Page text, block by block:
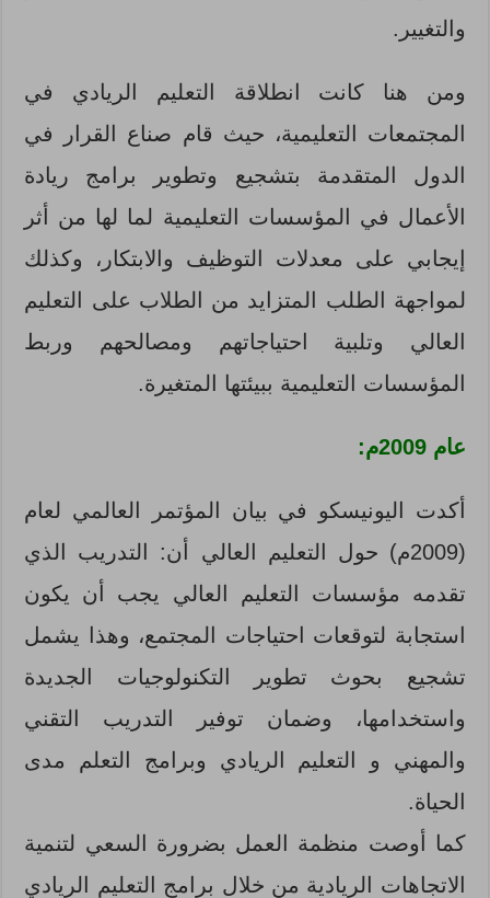
والتغيير.
ومن هنا كانت انطلاقة التعليم الريادي في
المجتمعات التعليمية، حيث قام صناع القرار في
الدول المتقدمة بتشجيع وتطوير برامج ريادة
الأعمال في المؤسسات التعليمية لما لها من أثر
إيجابي على معدلات التوظيف والابتكار، وكذلك
لمواجهة الطلب المتزايد من الطلاب على التعليم
العالي وتلبية احتياجاتهم ومصالحهم وربط
المؤسسات التعليمية ببيئتها المتغيرة.
عام 2009م:
أكدت اليونيسكو في بيان المؤتمر العالمي لعام
(2009م) حول التعليم العالي أن: التدريب الذي
تقدمه مؤسسات التعليم العالي يجب أن يكون
استجابة لتوقعات احتياجات المجتمع، وهذا يشمل
تشجيع بحوث تطوير التكنولوجيات الجديدة
واستخدامها، وضمان توفير التدريب التقني
والمهني و التعليم الريادي وبرامج التعلم مدى
الحياة.
كما أوصت منظمة العمل بضرورة السعي لتنمية
الاتجاهات الريادية من خلال برامج التعليم الريادي